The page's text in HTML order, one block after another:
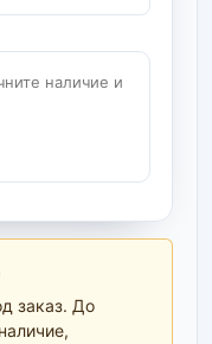
наличие и
заказ. До